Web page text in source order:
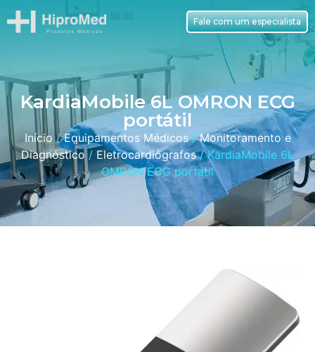
Fale com um especialista
KardiaMobile 6L OMRON ECG
portátil
Início/Equipamentos Médicos/Monitoramento e
Diagnóstico/ Eletrocardiógrafos/ KardiaMobile 6L
OMRON ECG portátil